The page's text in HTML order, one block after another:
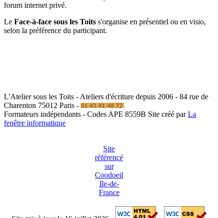
forum internet privé.
Le Face-à-face sous les Toits s'organise en présentiel ou en visio,
selon la préférence du participant.
L'Atelier sous les Toits - Ateliers d'écriture depuis 2006 - 84 rue de
Charenton 75012 Paris -
Formateurs indépendants - Codes APE 8559B Site créé parLa
fenêtre informatique
Site
référencé
sur
Coodoeil
Ile-de-
France